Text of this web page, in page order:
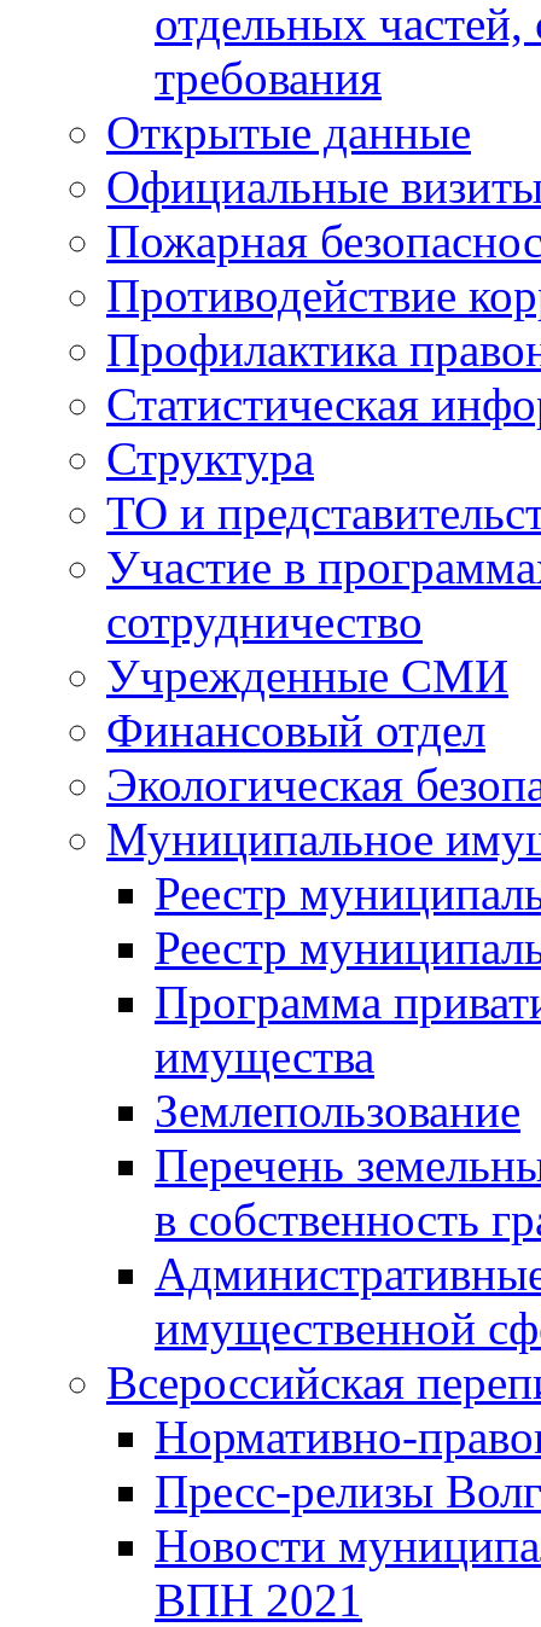
отдельных
требования
Открытые данные
Официальные
Пожарная
Противодействие
Профилактика
Статистическая
Структура
ТО и
Участие в
сотрудничество
Учрежденные СМИ
Финансовый отдел
Экологическая
Муниципальное
Реестр
Реестр
Программа
имущества
Землепользование
Перечень
в собственность
имущественной
Всероссийская
Нормативно-
Пресс-релизы
Новости
ВПН 2021